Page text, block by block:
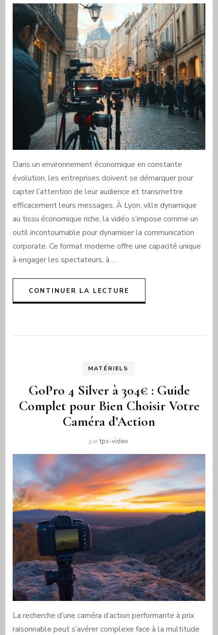
Dans un environnement économique en constante
évolution, les entreprises doivent se démarquer pour
capter l’attention de leur audience et transmettre
efficacement leurs messages. À Lyon, ville dynamique
au tissu économique riche, la vidéo s’impose comme un
outil incontournable pour dynamiser la communication
corporate. Ce format moderne offre une capacité unique
à engager les spectateurs, à …
CONTINUER LA LECTURE
MATÉRIELS
GoPro 4 Silver à 304€ : Guide
Complet pour Bien Choisir Votre
Caméra d’Action
partps-video
La recherche d’une caméra d’action performante à prix
raisonnable peut s’avérer complexe face à la multitude